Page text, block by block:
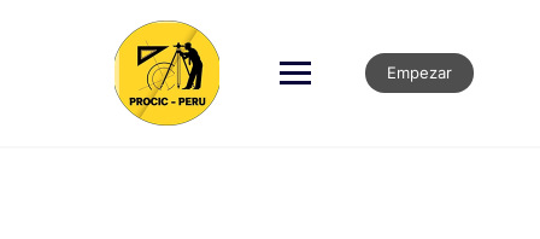
Empezar